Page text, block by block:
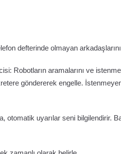
defterinde olmayan
Robotların aramalarını ve
göndererek engelle.
uyarılar seni bilgilendirir.